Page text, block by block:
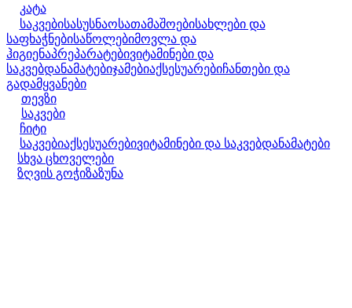
კატა
საკვებისასუსნაოსათამაშოებისახლები და
საფხაჭნებისაწოლებიმოვლა და
ჰიგიენაპრეპარატებივიტამინები და
საკვებდანამატებიჯამებიაქსესუარებიჩანთები და
გადამყვანები
თევზი
საკვები
ჩიტი
საკვებიაქსესუარებივიტამინები და საკვებდანამატები
სხვა ცხოველები
ზღვის გოჭიზაზუნა